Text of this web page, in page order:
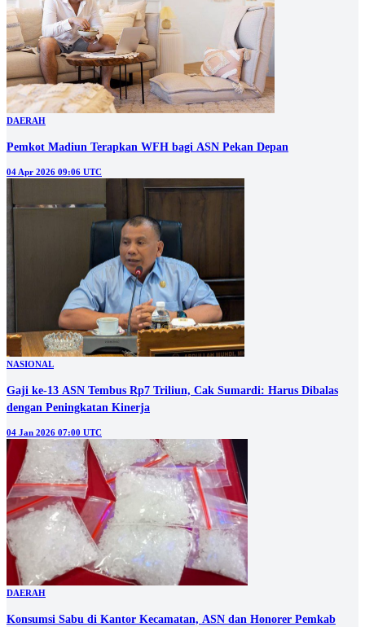
DAERAH
Pemkot Madiun Terapkan WFH bagi ASN Pekan Depan
04 Apr 2026 09:06 UTC
NASIONAL
Gaji ke-13 ASN Tembus Rp7 Triliun, Cak Sumardi: Harus Dibalas
dengan Peningkatan Kinerja
04 Jan 2026 07:00 UTC
DAERAH
Konsumsi Sabu di Kantor Kecamatan, ASN dan Honorer Pemkab